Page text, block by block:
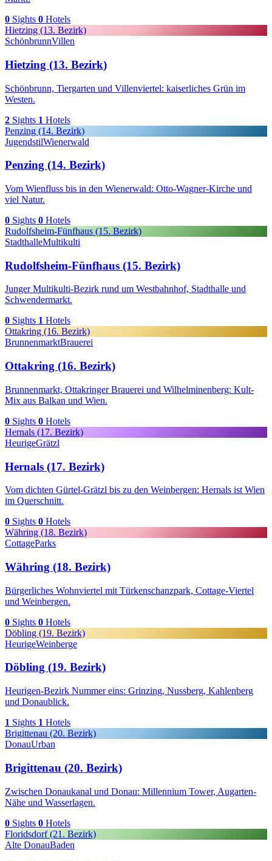
0 Sights 0 Hotels
Hietzing (13. Bezirk)
SchönbrunnVillen
Hietzing (13. Bezirk)
Schönbrunn, Tiergarten und Villenviertel: kaiserliches Grün im
Westen.
2 Sights 1 Hotels
Penzing (14. Bezirk)
JugendstilWienerwald
Penzing (14. Bezirk)
Vom Wienfluss bis in den Wienerwald: Otto-Wagner-Kirche und
viel Natur.
0 Sights 0 Hotels
Rudolfsheim-Fünfhaus (15. Bezirk)
StadthalleMultikulti
Rudolfsheim-Fünfhaus (15. Bezirk)
Junger Multikulti-Bezirk rund um Westbahnhof, Stadthalle und
Schwendermarkt.
0 Sights 1 Hotels
Ottakring (16. Bezirk)
BrunnenmarktBrauerei
Ottakring (16. Bezirk)
Brunnenmarkt, Ottakringer Brauerei und Wilhelminenberg: Kult-
Mix aus Balkan und Wien.
0 Sights 0 Hotels
Hernals (17. Bezirk)
HeurigeGrätzl
Hernals (17. Bezirk)
Vom dichten Gürtel-Grätzl bis zu den Weinbergen: Hernals ist Wien
im Querschnitt.
0 Sights 0 Hotels
Währing (18. Bezirk)
CottageParks
Währing (18. Bezirk)
Bürgerliches Wohnviertel mit Türkenschanzpark, Cottage-Viertel
und Weinbergen.
0 Sights 0 Hotels
Döbling (19. Bezirk)
HeurigeWeinberge
Döbling (19. Bezirk)
Heurigen-Bezirk Nummer eins: Grinzing, Nussberg, Kahlenberg
und Donaublick.
1 Sights 1 Hotels
Brigittenau (20. Bezirk)
DonauUrban
Brigittenau (20. Bezirk)
Zwischen Donaukanal und Donau: Millennium Tower, Augarten-
Nähe und Wasserlagen.
0 Sights 0 Hotels
Floridsdorf (21. Bezirk)
Alte DonauBaden